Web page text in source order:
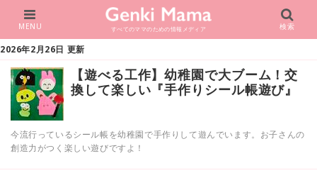
すべてのママのための情報メディア
MENU 検索
2026年2月26日 更新
【遊べる工作】幼稚園で大ブーム！交
換して楽しい『手作りシール帳遊び』
今流行っているシール帳を幼稚園で手作りして遊んでいます。お子さんの
創造力がつく楽しい遊びですよ！